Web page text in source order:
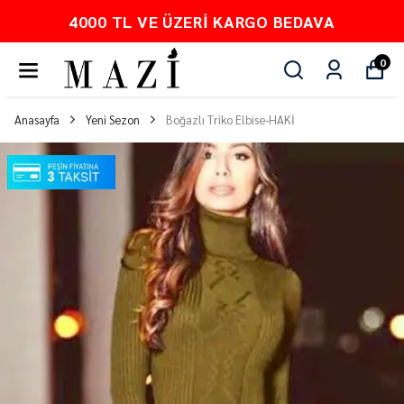
4000 TL VE ÜZERI KARGO BEDAVA
0
Anasayfa Yeni Sezon Boğazlı Triko Elbise-HAKİ